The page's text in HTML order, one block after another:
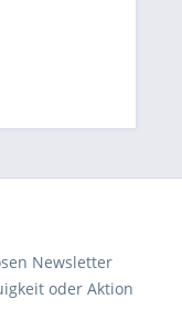
Newsletter
oder Aktion